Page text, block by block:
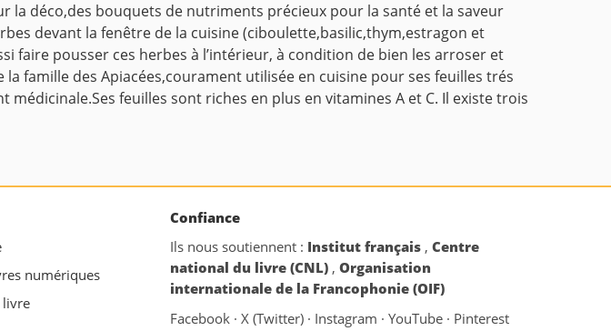
la déco,des bouquets de nutriments précieux pour la santé et la saveur
devant la fenêtre de la cuisine (ciboulette,basilic,thym,estragon et
faire pousser ces herbes à l’intérieur, à condition de bien les arroser et
la famille des Apiacées,courament utilisée en cuisine pour ses feuilles trés
feuilles sont riches en plus en vitamines A et C. Il existe trois
numériques
livre
Confiance
Ils nous soutiennent : Institut français ,Centre
national du livre (CNL) ,Organisation
internationale de la Francophonie (OIF)
Facebook · X (Twitter) · Instagram · YouTube · Pinterest